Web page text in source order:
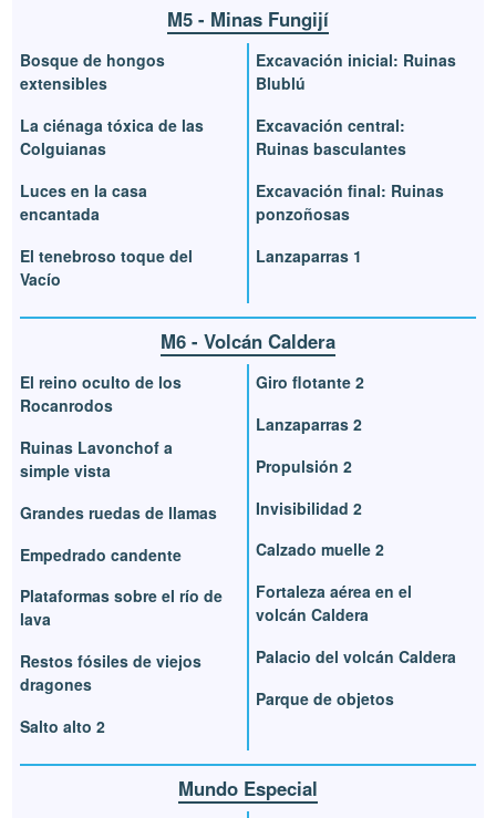
M5 - Minas Fungijí
Bosque de hongos
extensibles
La ciénaga tóxica de las
Colguianas
Luces en la casa
encantada
El tenebroso toque del
Vacío
Excavación inicial: Ruinas
Blublú
Excavación central:
Ruinas basculantes
Excavación final: Ruinas
ponzoñosas
Lanzaparras 1
M6 - Volcán Caldera
El reino oculto de los
Rocanrodos
Ruinas Lavonchof a
simple vista
Grandes ruedas de llamas
Empedrado candente
Plataformas sobre el río de
lava
Restos fósiles de viejos
dragones
Salto alto 2
Giro flotante 2
Lanzaparras 2
Propulsión 2
Invisibilidad 2
Calzado muelle 2
Fortaleza aérea en el
volcán Caldera
Palacio del volcán Caldera
Parque de objetos
Mundo Especial